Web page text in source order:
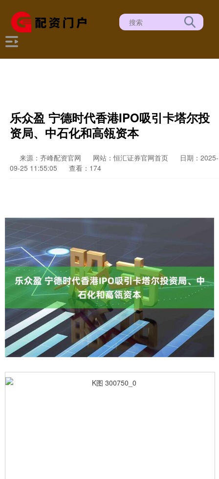
乐众盈 宁德时代香港IPO吸引卡塔尔投
资局、中石化和高瓴资本
来源：齐峰配资官网 网站：恒汇证券官网首页
日期：2025-
09-25 11:55:05
查看：174